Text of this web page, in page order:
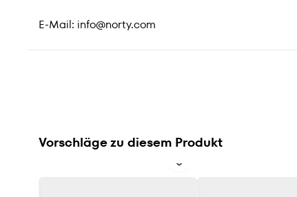
E-Mail: info@norty.com
Vorschläge zu diesem Produkt